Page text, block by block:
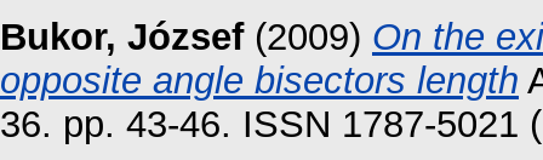
Bukor, József(2009) On the
opposite angle bisectors length
36. pp. 43-46. ISSN 1787-5021